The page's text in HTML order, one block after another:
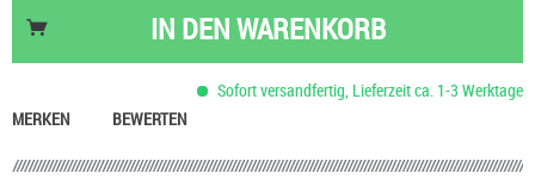
Nikotinsalz Shot UltraBio 20 mg/ml
0,90 €
IN DENWARENKORB
Sofort versandfertig, Lieferzeit ca. 1-3 Werktage
MERKEN
BEWERTEN